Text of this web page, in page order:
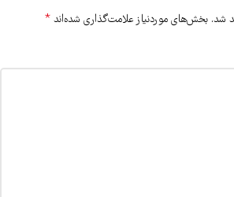
شد. بخش‌های موردنیاز علامت‌گذاری شده‌اند *